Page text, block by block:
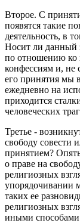
Второе. С
появятся такие
деятельность, в
Носит ли данный
по отношению ко
конфессиям и, не
его принятия мы
ежедневно на
приходится
человеческих
Третье -
свободу совести
принятием?
о праве на
религиозных
упорядочивании
таких ее
религиозных
иными способами